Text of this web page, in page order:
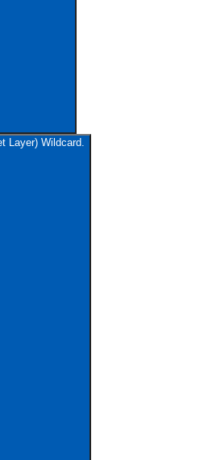
Layer) Wildcard.